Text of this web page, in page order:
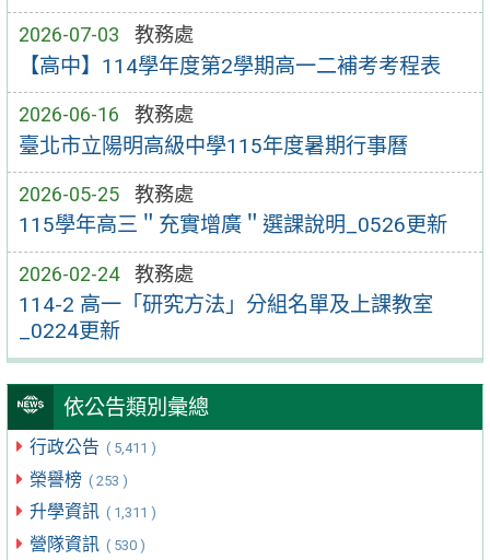
2026-07-03 教務處
【高中】114學年度第2學期高一二補考考程表
2026-06-16 教務處
臺北市立陽明高級中學115年度暑期行事曆
2026-05-25 教務處
115學年高三＂充實增廣＂選課說明_0526更新
2026-02-24 教務處
114-2 高一「研究方法」分組名單及上課教室
_0224更新
依公告類別彙總
行政公告 ( 5,411 )
榮譽榜 ( 253 )
升學資訊 ( 1,311 )
營隊資訊 ( 530 )